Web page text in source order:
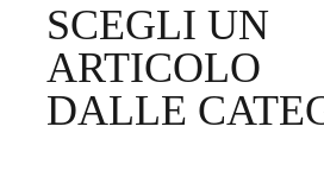
SCEGLI UN
ARTICOLO
DALLE